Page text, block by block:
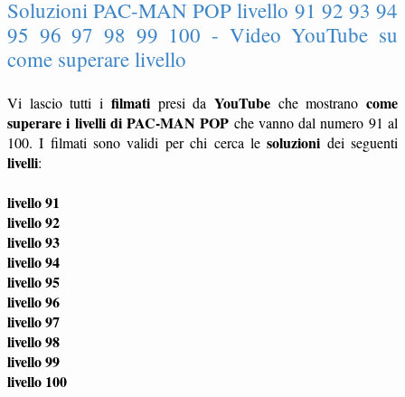
Soluzioni PAC-MAN POP livello 91 92 93 94
95 96 97 98 99 100 - Video YouTube su
come superare livello
Vi lascio tutti i filmatipresi da YouTubeche mostranocome
superare i livelli di PAC-MAN POP che vanno dal numero 91 al
100. I filmati sono validi per chi cerca lesoluzioni dei seguenti
livelli:
livello 91
livello 92
livello 93
livello 94
livello 95
livello 96
livello 97
livello 98
livello 99
livello 100